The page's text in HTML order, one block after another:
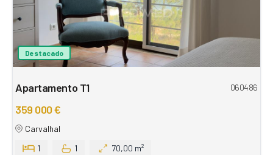
Destacado
Apartamento T1 060486
359 000 €
Carvalhal
1
1 70,00 m²